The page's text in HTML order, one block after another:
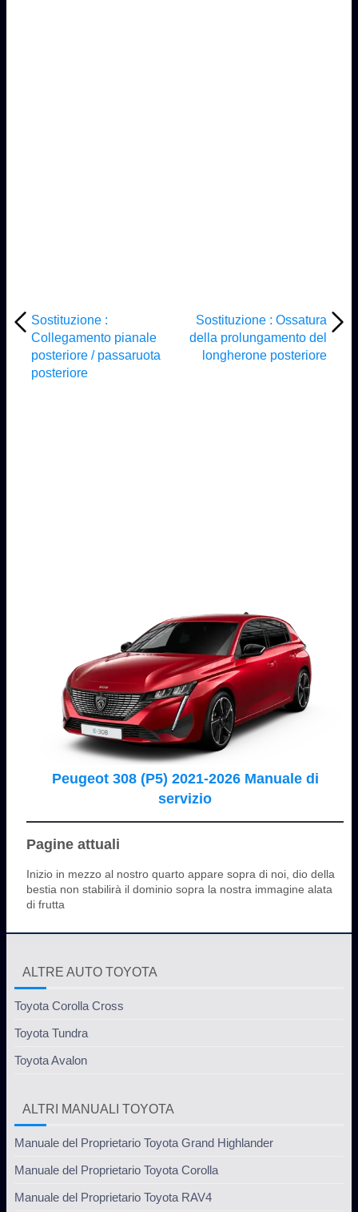
Sostituzione :
Collegamento pianale
posteriore / passaruota
posteriore
Sostituzione : Ossatura
della prolungamento del
longherone posteriore
Peugeot 308 (P5) 2021-2026 Manuale di
servizio
Pagine attuali
Inizio in mezzo al nostro quarto appare sopra di noi, dio della
bestia non stabilirà il dominio sopra la nostra immagine alata
di frutta
ALTRE AUTO TOYOTA
Toyota Corolla Cross
Toyota Tundra
Toyota Avalon
ALTRI MANUALI TOYOTA
Manuale del Proprietario Toyota Grand Highlander
Manuale del Proprietario Toyota Corolla
Manuale del Proprietario Toyota RAV4